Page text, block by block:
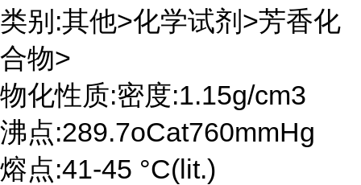
类别:其他>化学试剂>芳香化
合物>
物化性质:密度:1.15g/cm3
沸点:289.7oCat760mmHg
熔点:41-45 °C(lit.)